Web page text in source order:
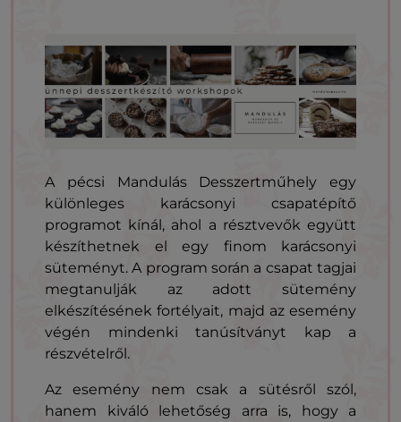
A pécsi Mandulás Desszertműhely egy
különleges karácsonyi csapatépítő
programot kínál, ahol a résztvevők együtt
készíthetnek el egy finom karácsonyi
süteményt. A program során a csapat tagjai
megtanulják az adott sütemény
elkészítésének fortélyait, majd az esemény
végén mindenki tanúsítványt kap a
részvételről.
Az esemény nem csak a sütésről szól,
hanem kiváló lehetőség arra is, hogy a